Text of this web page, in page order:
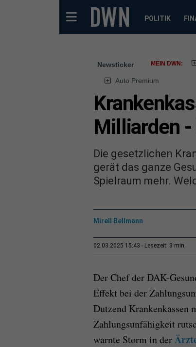
POLITIK
Newsticker MEIN DWN:
Auto Premium
Milliarden -
Die gesetzlichen
gerät das ganze
Spielraum mehr.
Mirell Bellmann
02.03.2025 15:43 Lesezeit: 3 min
Der Chef der DAK-
Effekt bei der
Dutzend
Zahlungsunfähigkeit
warnte Storm in der